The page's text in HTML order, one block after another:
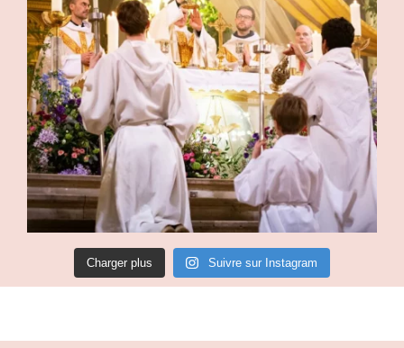
Charger plus Suivre sur Instagram